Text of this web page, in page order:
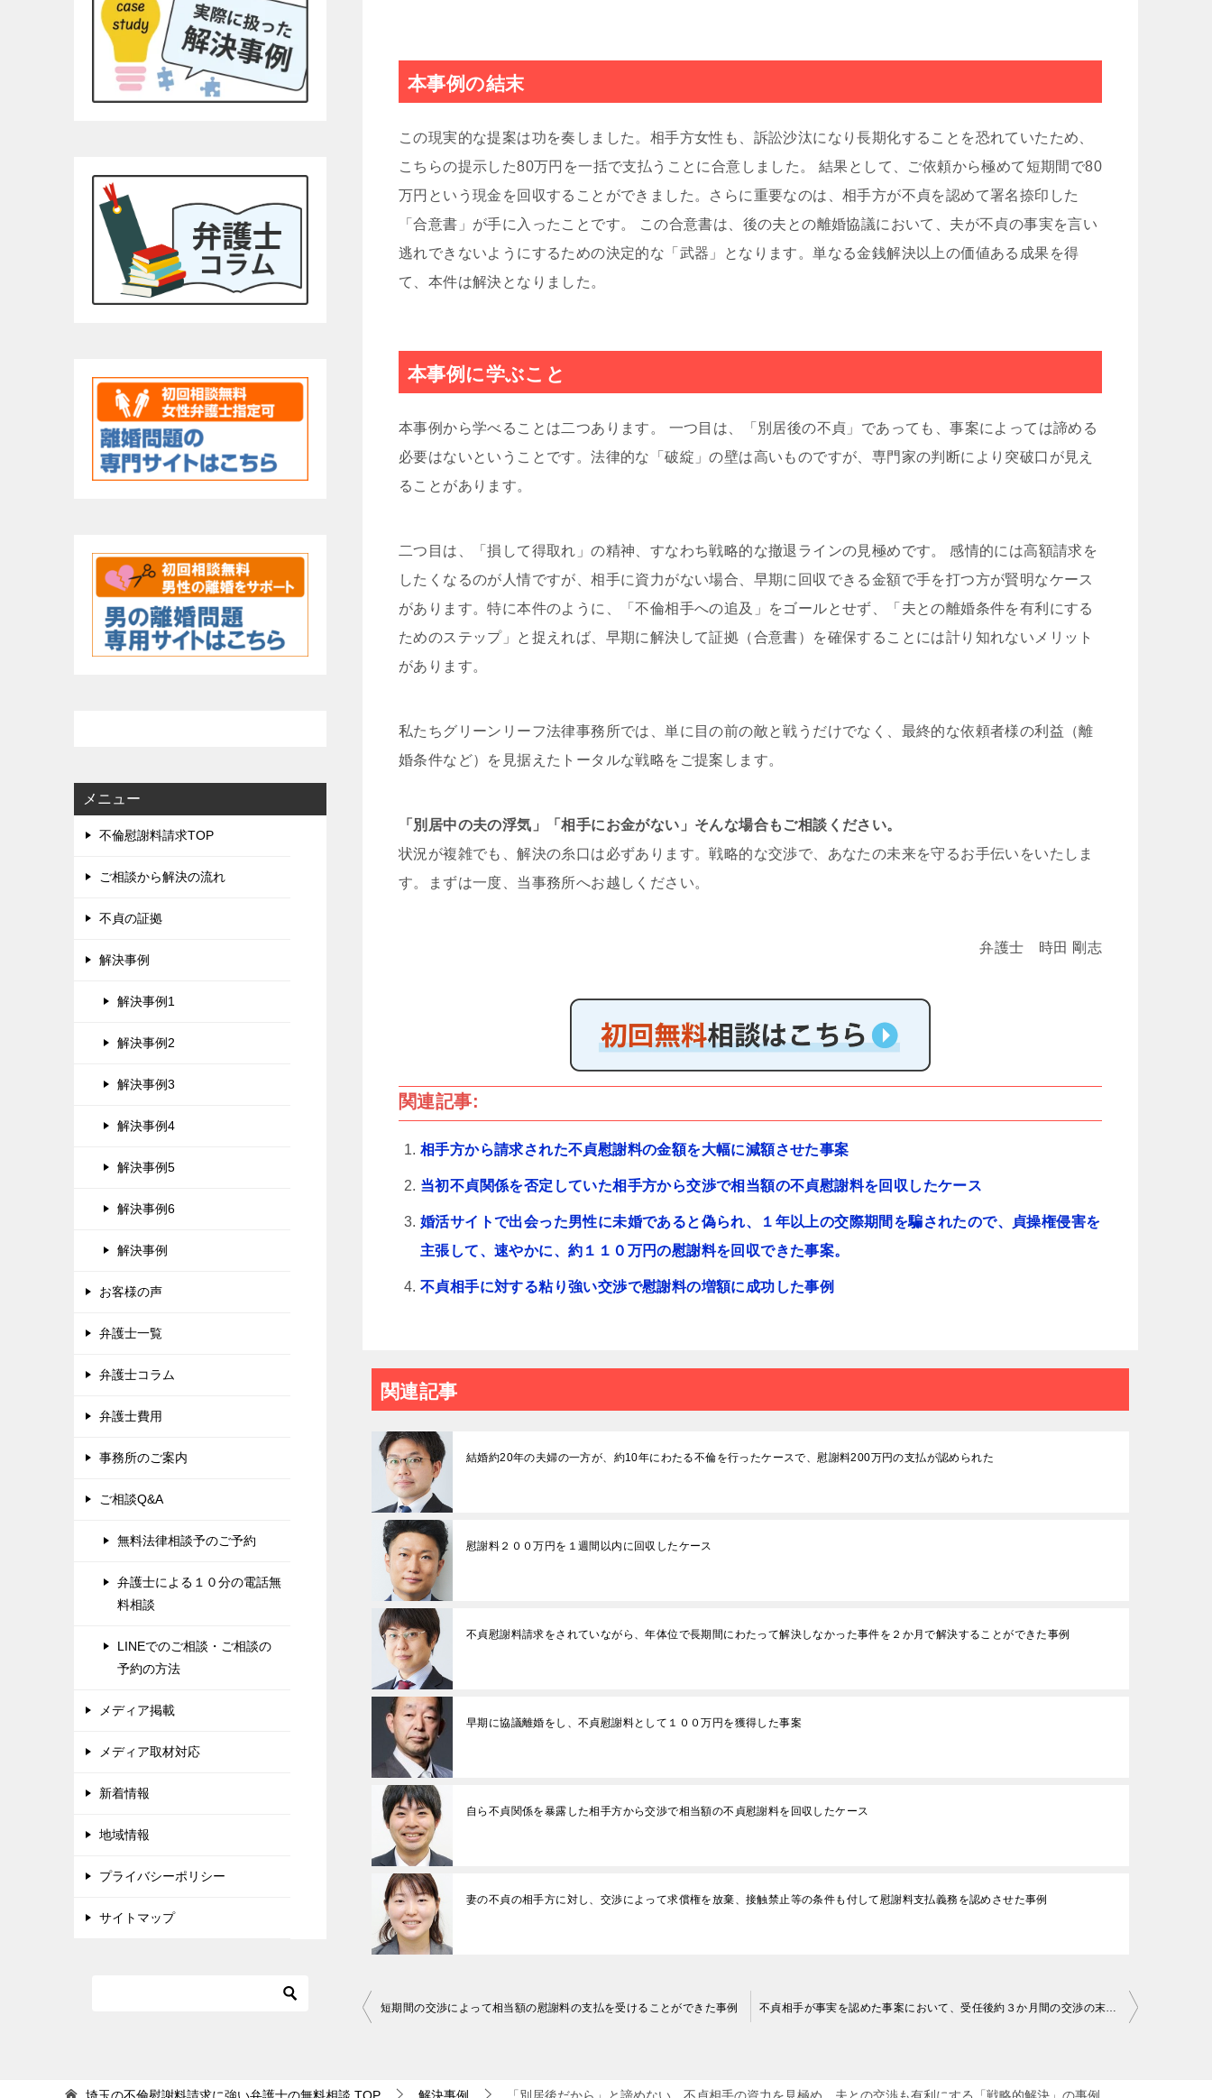
本事例の結末
この現実的な提案は功を奏しました。相手方女性も、訴訟沙汰になり長期化することを恐れていたため、
こちらの提示した80万円を一括で支払うことに合意しました。 結果として、ご依頼から極めて短期間で80
万円という現金を回収することができました。さらに重要なのは、相手方が不貞を認めて署名捺印した
「合意書」が手に入ったことです。 この合意書は、後の夫との離婚協議において、夫が不貞の事実を言い
逃れできないようにするための決定的な「武器」となります。単なる金銭解決以上の価値ある成果を得
て、本件は解決となりました。
本事例に学ぶこと
本事例から学べることは二つあります。 一つ目は、「別居後の不貞」であっても、事案によっては諦める
必要はないということです。法律的な「破綻」の壁は高いものですが、専門家の判断により突破口が見え
ることがあります。
二つ目は、「損して得取れ」の精神、すなわち戦略的な撤退ラインの見極めです。 感情的には高額請求を
したくなるのが人情ですが、相手に資力がない場合、早期に回収できる金額で手を打つ方が賢明なケース
があります。特に本件のように、「不倫相手への追及」をゴールとせず、「夫との離婚条件を有利にする
ためのステップ」と捉えれば、早期に解決して証拠（合意書）を確保することには計り知れないメリット
があります。
私たちグリーンリーフ法律事務所では、単に目の前の敵と戦うだけでなく、最終的な依頼者様の利益（離
婚条件など）を見据えたトータルな戦略をご提案します。
「別居中の夫の浮気」「相手にお金がない」そんな場合もご相談ください。
状況が複雑でも、解決の糸口は必ずあります。戦略的な交渉で、あなたの未来を守るお手伝いをいたしま
す。まずは一度、当事務所へお越しください。
弁護士 時田 剛志
関連記事:
相手方から請求された不貞慰謝料の金額を大幅に減額させた事案
当初不貞関係を否定していた相手方から交渉で相当額の不貞慰謝料を回収したケース
婚活サイトで出会った男性に未婚であると偽られ、１年以上の交際期間を騙されたので、貞操権侵害を
主張して、速やかに、約１１０万円の慰謝料を回収できた事案。
不貞相手に対する粘り強い交渉で慰謝料の増額に成功した事例
関連記事
結婚約20年の夫婦の一方が、約10年にわたる不倫を行ったケースで、慰謝料200万円の支払が認められた
慰謝料２００万円を１週間以内に回収したケース
不貞慰謝料請求をされていながら、年体位で長期間にわたって解決しなかった事件を２か月で解決することができた事例
早期に協議離婚をし、不貞慰謝料として１００万円を獲得した事案
自ら不貞関係を暴露した相手方から交渉で相当額の不貞慰謝料を回収したケース
妻の不貞の相手方に対し、交渉によって求償権を放棄、接触禁止等の条件も付して慰謝料支払義務を認めさせた事例
投
ビ
短期間の交渉によって相当額の慰謝料の支払を受けることができた事例 不貞相手が事実を認めた事案において、受任後約３か月間の交渉の末、慰謝料１２０万円を勝ち取った事例
メニュー
不倫慰謝料請求TOP
ご相談から解決の流れ
不貞の証拠
解決事例
解決事例1
解決事例2
解決事例3
解決事例4
解決事例5
解決事例6
解決事例
お客様の声
弁護士一覧
弁護士コラム
弁護士費用
事務所のご案内
ご相談Q&A
無料法律相談予のご予約
弁護士による１０分の電話無
料相談
LINEでのご相談・ご相談の
予約の方法
メディア掲載
メディア取材対応
新着情報
地域情報
プライバシーポリシー
サイトマップ